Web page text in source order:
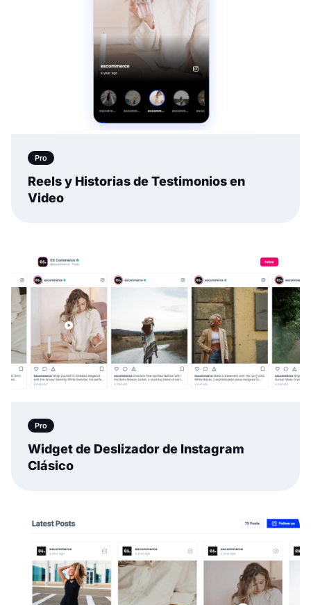
Pro
Reels y Historias de Testimonios en
Video
Pro
Widget de Deslizador de Instagram
Clásico